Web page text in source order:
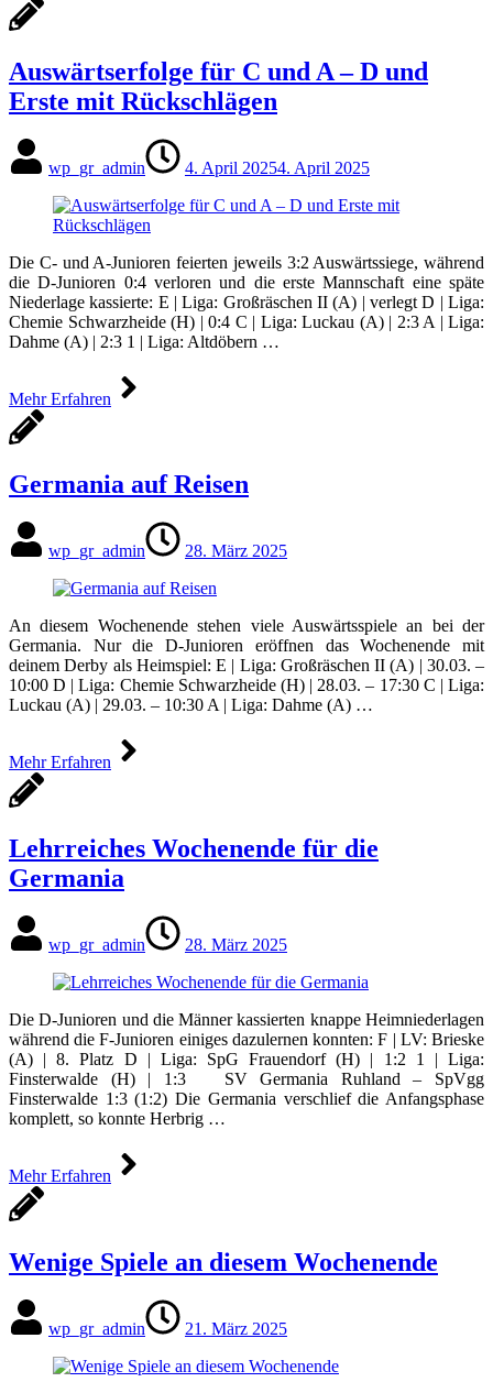
Auswärtserfolge für C und A – D und
Erste mit Rückschlägen
wp_gr_admin 4. April 20254. April 2025
Die C- und A-Junioren feierten jeweils 3:2 Auswärtssiege, während
die D-Junioren 0:4 verloren und die erste Mannschaft eine späte
Niederlage kassierte: E | Liga: Großräschen II (A) | verlegt D | Liga:
Chemie Schwarzheide (H) | 0:4 C | Liga: Luckau (A) | 2:3 A | Liga:
Dahme (A) | 2:3 1 | Liga: Altdöbern …
Mehr Erfahren
Germania auf Reisen
wp_gr_admin 28. März 2025
An diesem Wochenende stehen viele Auswärtsspiele an bei der
Germania. Nur die D-Junioren eröffnen das Wochenende mit
deinem Derby als Heimspiel: E | Liga: Großräschen II (A) | 30.03. –
10:00 D | Liga: Chemie Schwarzheide (H) | 28.03. – 17:30 C | Liga:
Luckau (A) | 29.03. – 10:30 A | Liga: Dahme (A) …
Mehr Erfahren
Lehrreiches Wochenende für die
Germania
wp_gr_admin 28. März 2025
Die D-Junioren und die Männer kassierten knappe Heimniederlagen
während die F-Junioren einiges dazulernen konnten: F | LV: Brieske
(A) | 8. Platz D | Liga: SpG Frauendorf (H) | 1:2 1 | Liga:
Finsterwalde (H) | 1:3 SV Germania Ruhland – SpVgg
Finsterwalde 1:3 (1:2) Die Germania verschlief die Anfangsphase
komplett, so konnte Herbrig …
Mehr Erfahren
Wenige Spiele an diesem Wochenende
wp_gr_admin 21. März 2025